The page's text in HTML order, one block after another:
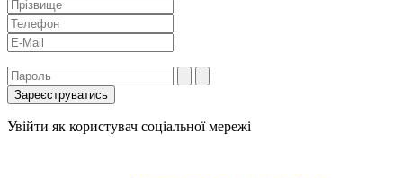
Увійти як користувач соціальної мережі